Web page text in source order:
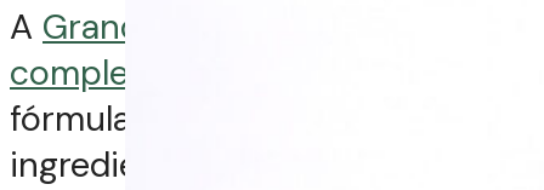
A Grandha oferece linhas
completas
fórmulas inteligentes e
ingredientes de alta